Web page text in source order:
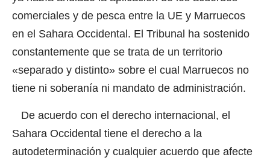
comerciales y de pesca entre la UE y Marruecos
en el Sahara Occidental. El Tribunal ha sostenido
constantemente que se trata de un territorio
«separado y distinto» sobre el cual Marruecos no
tiene ni soberanía ni mandato de administración.
De acuerdo con el derecho internacional, el
Sahara Occidental tiene el derecho a la
autodeterminación y cualquier acuerdo que afecte